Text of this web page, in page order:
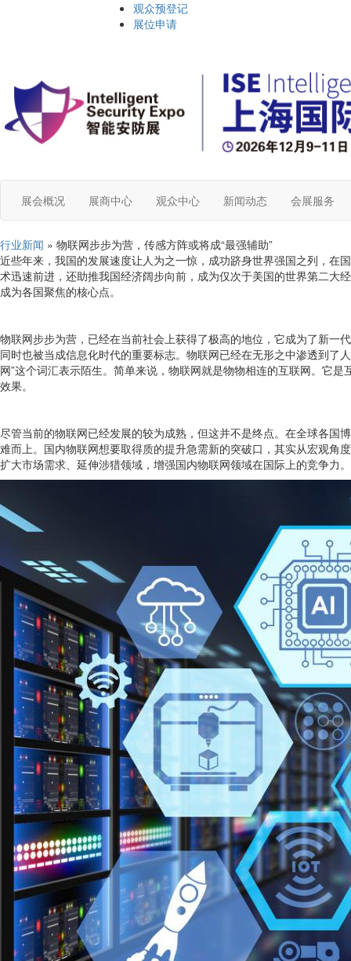
观众预登记
展位申请
展会概况 展商中心 观众中心 新闻动态 会展服务
行业新闻 » 物联网步步为营，传感方阵或将成“最强辅助”
近些年来，我国的发展速度让人为之一惊，成功跻身世界强国之列，在
术迅速前进，还助推我国经济阔步向前，成为仅次于美国的世界第二大
成为各国聚焦的核心点。
物联网步步为营，已经在当前社会上获得了极高的地位，它成为了新一
同时也被当成信息化时代的重要标志。物联网已经在无形之中渗透到了
网”这个词汇表示陌生。简单来说，物联网就是物物相连的互联网。它
效果。
尽管当前的物联网已经发展的较为成熟，但这并不是终点。在全球各
难而上。国内物联网想要取得质的提升急需新的突破口，其实从宏观角
扩大市场需求、延伸涉猎领域，增强国内物联网领域在国际上的竞争力。